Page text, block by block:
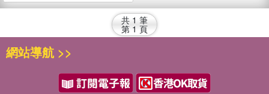
共 1 筆
第 1 頁
網站導航 >>